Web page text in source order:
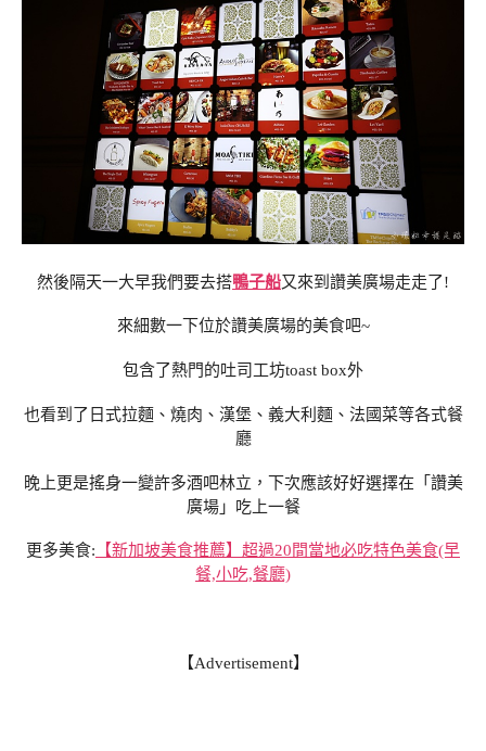
然後隔天一大早我們要去搭鴨子船又來到讚美廣場走走了!
來細數一下位於讚美廣場的美食吧~
包含了熱門的吐司工坊toast box外
也看到了日式拉麵、燒肉、漢堡、義大利麵、法國菜等各式餐
廳
晚上更是搖身一變許多酒吧林立，下次應該好好選擇在「讚美
廣場」吃上一餐
更多美食: 【新加坡美食推薦】超過20間當地必吃特色美食(早
餐,小吃,餐廳)
【Advertisement】